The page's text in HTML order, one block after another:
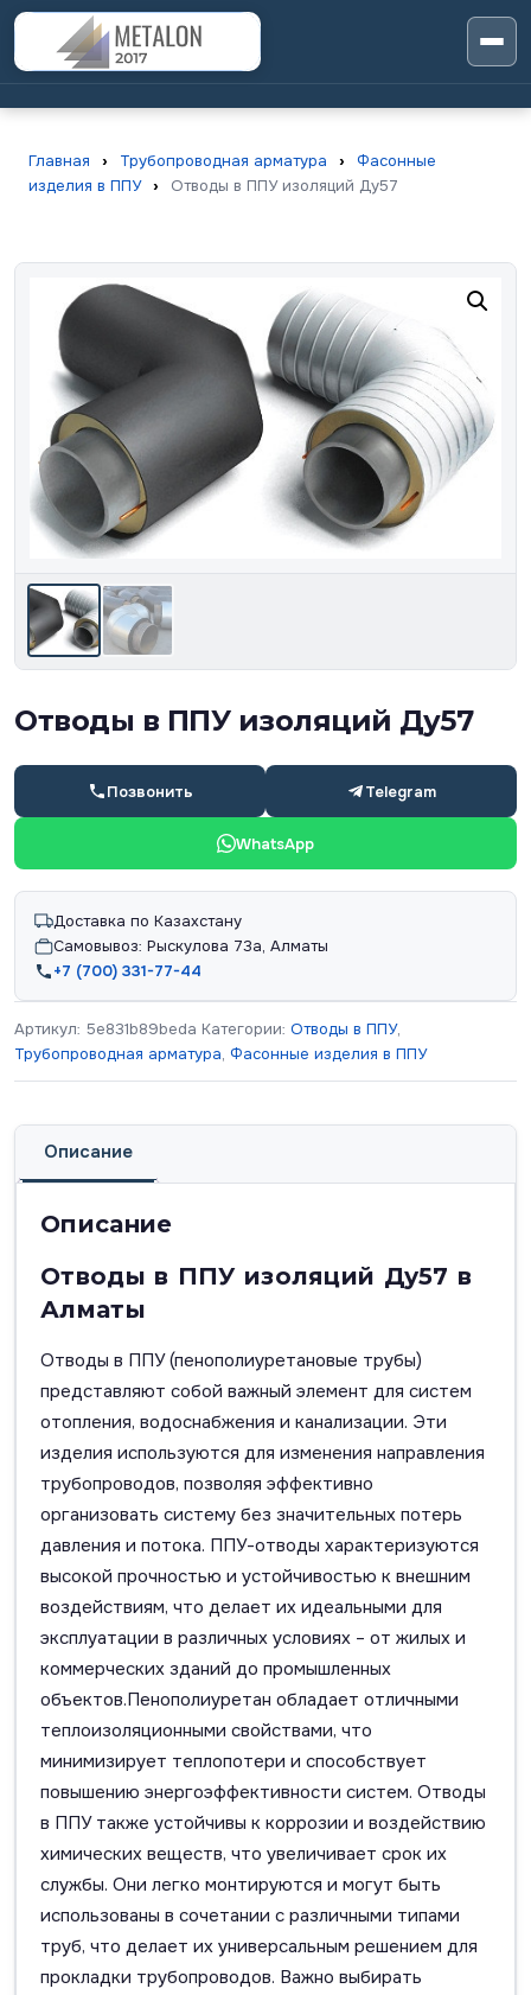
Главная › Трубопроводная арматура ›
Фасонные
изделия в ППУ › Отводы в ППУ изоляций Ду57
Отводы в ППУ изоляций Ду57
Позвонить Telegram
WhatsApp
Доставка по Казахстану
Самовывоз: Рыскулова 73а, Алматы
+7 (700) 331-77-44
Артикул: 5e831b89beda Категории: Отводы в ППУ,
Трубопроводная арматура, Фасонные изделия в ППУ
Описание
Описание
Отводы в ППУ изоляций Ду57 в
Алматы
Отводы в ППУ (пенополиуретановые трубы)
представляют собой важный элемент для систем
отопления, водоснабжения и канализации. Эти
изделия используются для изменения направления
трубопроводов, позволяя эффективно
организовать систему без значительных потерь
давления и потока. ППУ-отводы характеризуются
высокой прочностью и устойчивостью к внешним
воздействиям, что делает их идеальными для
эксплуатации в различных условиях – от жилых и
коммерческих зданий до промышленных
объектов.Пенополиуретан обладает отличными
теплоизоляционными свойствами, что
минимизирует теплопотери и способствует
повышению энергоэффективности систем. Отводы
в ППУ также устойчивы к коррозии и воздействию
химических веществ, что увеличивает срок их
службы. Они легко монтируются и могут быть
использованы в сочетании с различными типами
труб, что делает их универсальным решением для
прокладки трубопроводов. Важно выбирать